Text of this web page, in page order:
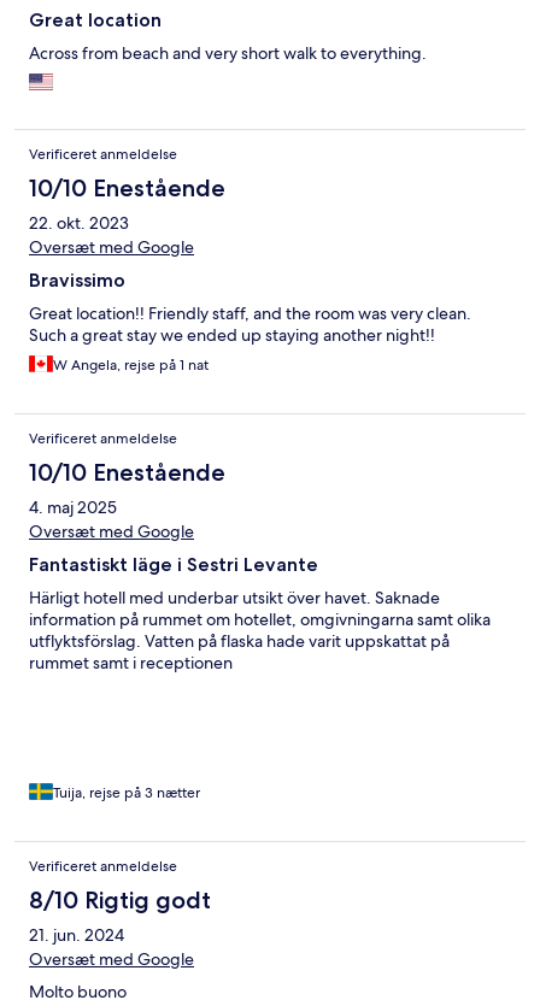
Great location
Across from beach and very short walk to everything.
Verificeret anmeldelse
10/10 Enestående
22. okt. 2023
Oversæt med Google
Bravissimo
Great location!! Friendly staff, and the room was very clean.
Such a great stay we ended up staying another night!!
W Angela, rejse på 1 nat
Verificeret anmeldelse
10/10 Enestående
4. maj 2025
Oversæt med Google
Fantastiskt läge i Sestri Levante
Härligt hotell med underbar utsikt över havet. Saknade
information på rummet om hotellet, omgivningarna samt olika
utflyktsförslag. Vatten på flaska hade varit uppskattat på
rummet samt i receptionen
Tuija, rejse på 3 nætter
Verificeret anmeldelse
8/10 Rigtig godt
21. jun. 2024
Oversæt med Google
Molto buono